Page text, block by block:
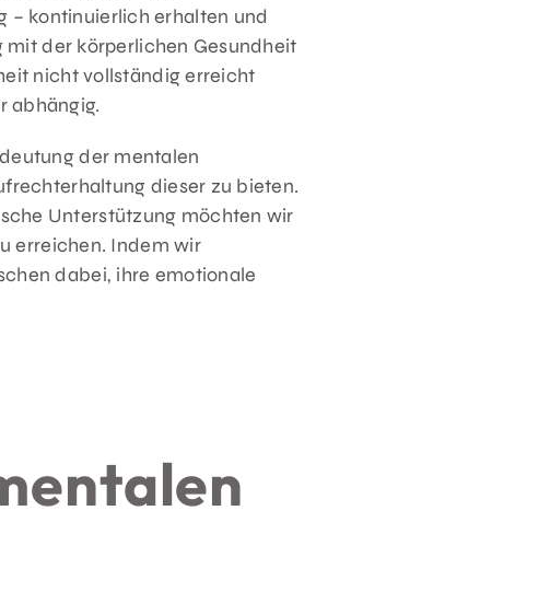
– kontinuierlich erhalten und
mit der körperlichen Gesundheit
nicht vollständig erreicht
abhängig.
der mentalen
dieser zu bieten.
Unterstützung möchten wir
erreichen. Indem wir
dabei, ihre emotionale